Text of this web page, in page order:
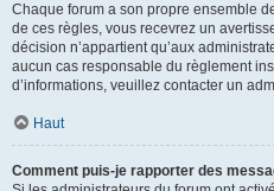
Chaque forum a son propre ensemble
de ces règles, vous recevrez un
décision n’appartient qu’aux
aucun cas responsable du règlement
d’informations, veuillez contacter un
Haut
Comment puis-je rapporter des